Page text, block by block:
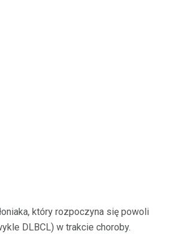
który rozpoczyna się powoli
DLBCL) w trakcie choroby.